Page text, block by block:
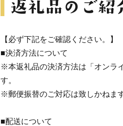
【必ず下記をご確認ください。】
■決済方法について
※本返礼品の決済方法は「オンラ
す。
※郵便振替のご対応は致しかねま
■配送について